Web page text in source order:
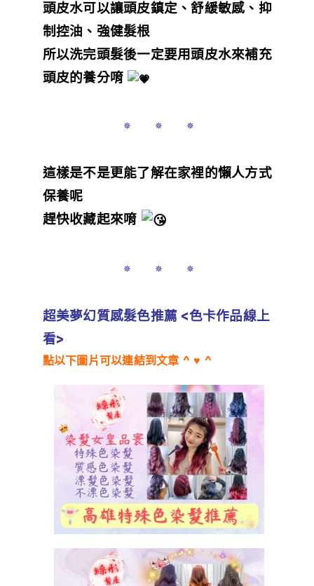
頭皮水可以讓頭皮鎮定、舒緩敏感、抑
制控油、強健髮根
所以洗完頭髮後一定要用頭皮水來補充
頭皮的養分唷
✵ ✵ ✵
這樣是不是更能了解在家裡的懶人方式
保養呢
趕快收藏起來唷
✵ ✵ ✵
超美夢幻質感髮色推薦 <色卡作品線上
看>
點以下圖片可以連結到文章 ^ ♥ ^